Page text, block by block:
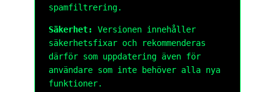
spamfiltrering.
Säkerhet:
Versionen innehåller
säkerhetsfixar och rekommenderas
därför som uppdatering även för
användare som inte behöver alla nya
funktioner.